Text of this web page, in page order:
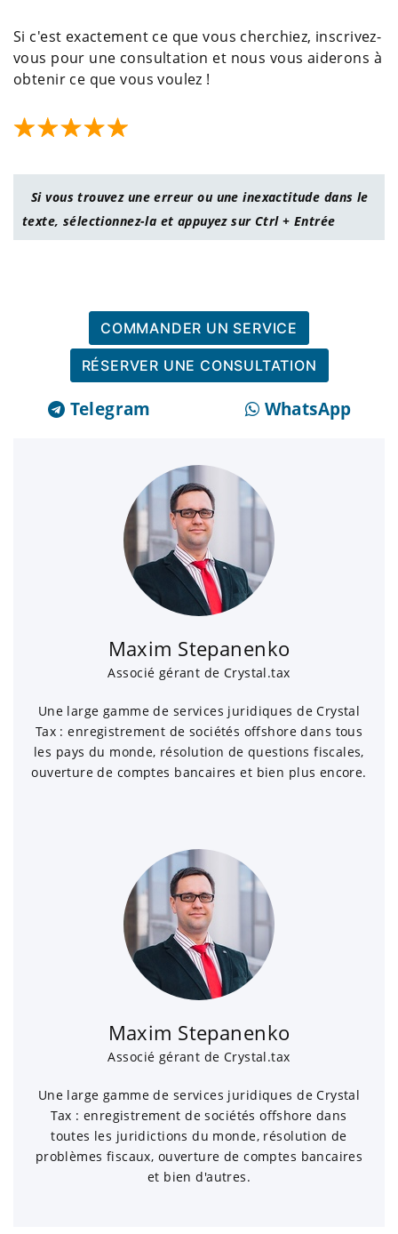
Si c'est exactement ce que vous cherchiez, inscrivez-
vous pour une consultation et nous vous aiderons à
obtenir ce que vous voulez !
Si vous trouvez une erreur ou une inexactitude dans le
texte, sélectionnez-la et appuyez sur Ctrl + Entrée
COMMANDER UN SERVICE
RÉSERVER UNE CONSULTATION
Telegram WhatsApp
Maxim Stepanenko
Associé gérant de Crystal.tax
Une large gamme de services juridiques de Crystal
Tax : enregistrement de sociétés offshore dans tous
les pays du monde, résolution de questions fiscales,
ouverture de comptes bancaires et bien plus encore.
Maxim Stepanenko
Associé gérant de Crystal.tax
Une large gamme de services juridiques de Crystal
Tax : enregistrement de sociétés offshore dans
toutes les juridictions du monde, résolution de
problèmes fiscaux, ouverture de comptes bancaires
et bien d'autres.